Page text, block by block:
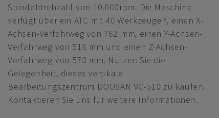
Spindeldrehzahl von 10.000rpm. Die Maschine
verfügt über ein ATC mit 40 Werkzeugen, einen X-
Achsen-Verfahrweg von 762 mm, einen Y-Achsen-
Verfahrweg von 516 mm und einen Z-Achsen-
Verfahrweg von 570 mm. Nutzen Sie die
Gelegenheit, dieses vertikale
Bearbeitungszentrum DOOSAN VC-510 zu kaufen.
Kontaktieren Sie uns für weitere Informationen.